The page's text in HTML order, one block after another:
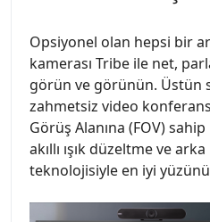
Opsiyonel olan hepsi bir
kamerası Tribe ile net,
görün ve görünün. Üstün
zahmetsiz video
Görüş Alanına (FOV)
akıllı ışık düzeltme ve
teknolojisiyle en iyi